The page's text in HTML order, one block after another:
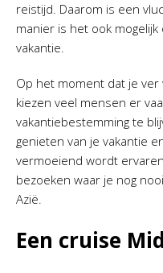
reistijd. Daarom is een
manier is het ook
vakantie.
Op het moment dat je ver
kiezen veel mensen er
vakantiebestemming te
genieten van je vakantie
vermoeiend wordt
bezoeken waar je nog
Azië.
Een cruise